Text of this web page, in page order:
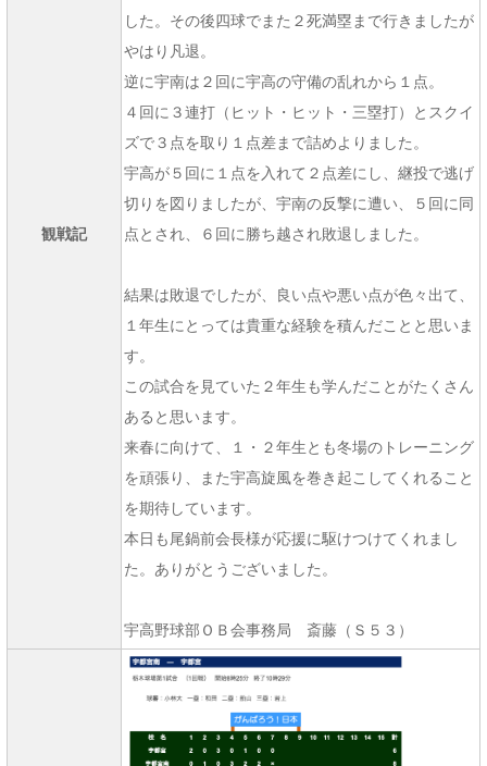
観戦記
した。その後四球でまた２死満塁まで行きましたが
やはり凡退。
逆に宇南は２回に宇高の守備の乱れから１点。
４回に３連打（ヒット・ヒット・三塁打）とスクイ
ズで３点を取り１点差まで詰めよりました。
宇高が５回に１点を入れて２点差にし、継投で逃げ
切りを図りましたが、宇南の反撃に遭い、５回に同
点とされ、６回に勝ち越され敗退しました。
結果は敗退でしたが、良い点や悪い点が色々出て、
１年生にとっては貴重な経験を積んだことと思いま
す。
この試合を見ていた２年生も学んだことがたくさん
あると思います。
来春に向けて、１・２年生とも冬場のトレーニング
を頑張り、また宇高旋風を巻き起こしてくれること
を期待しています。
本日も尾鍋前会長様が応援に駆けつけてくれまし
た。ありがとうございました。
宇高野球部ＯＢ会事務局 斎藤（Ｓ５３）